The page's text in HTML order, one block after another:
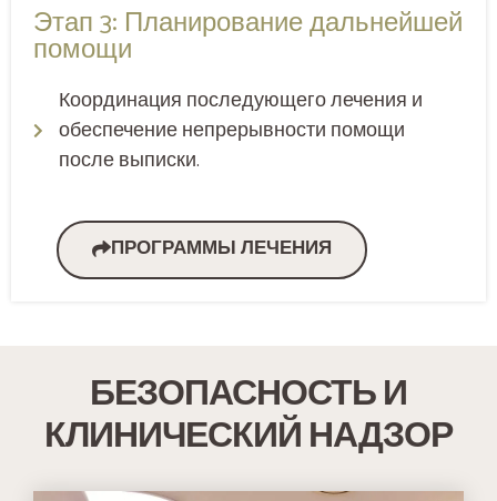
Этап 3: Планирование дальнейшей
помощи
Координация последующего лечения и
обеспечение непрерывности помощи
после выписки.
ПРОГРАММЫ ЛЕЧЕНИЯ
БЕЗОПАСНОСТЬ И
КЛИНИЧЕСКИЙ НАДЗОР